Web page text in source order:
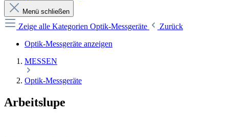
Menü schließen
Zeige alle Kategorien Optik-Messgeräte
Zurück
Optik-Messgeräte anzeigen
MESSEN
Optik-Messgeräte
Arbeitslupe